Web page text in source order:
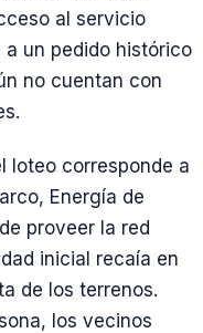
al servicio
un pedido histórico
no cuentan con
loteo corresponde a
Energía de
proveer la red
inicial recaía en
de los terrenos.
los vecinos